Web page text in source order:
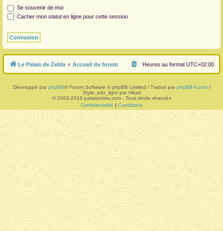
Se souvenir de moi
Cacher mon statut en ligne pour cette session
Le Palais de Zelda Accueil du forum Heures au format UTC+02:00
Développé par phpBB® Forum Software © phpBB Limited / Traduit par phpBB-fr.com/
Style: pdz_light par Hikari
© 2003-2019 palaiszelda.com - Tous droits réservés
Confidentialité | Conditions